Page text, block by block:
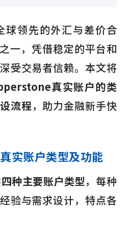
球领先的外汇与差价合
一，凭借稳定的平台和
受交易者信赖。本文将
真实账户的类
流程，助力金融新手快
实账户类型及功能
四种主要账户类型，每种
验与需求设计，特点各